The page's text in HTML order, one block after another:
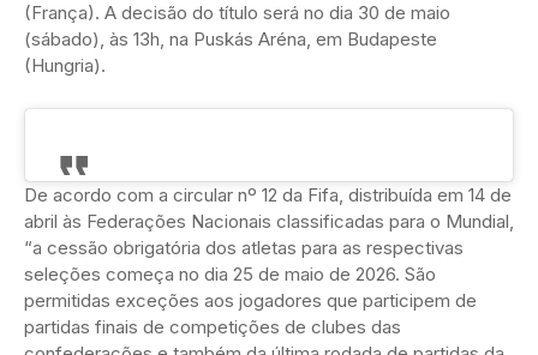
(França). A decisão do título será no dia 30 de maio
(sábado), às 13h, na Puskás Aréna, em Budapeste
(Hungria).
De acordo com a circular nº 12 da Fifa, distribuída em 14 de
abril às Federações Nacionais classificadas para o Mundial,
“a cessão obrigatória dos atletas para as respectivas
seleções começa no dia 25 de maio de 2026. São
permitidas exceções aos jogadores que participem de
partidas finais de competições de clubes das